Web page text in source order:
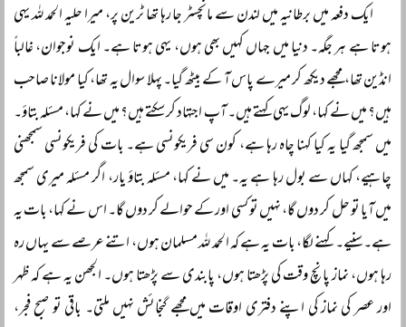
ایک دفعہ میں برطانیہ میں لندن سے مانچسٹر جا رہا تھا ٹرین پر، میرا حلیہ الحمد للہ یہی
ہوتا ہے ہر جگہ۔ دنیا میں جہاں کہیں بھی ہوں، یہی ہوتا ہے۔ ایک نوجوان، غالباً‌
انڈین تھا، مجھے دیکھ کر میرے پاس آ کے بیٹھ گیا۔ پہلا سوال یہ تھا، کیا مولانا صاحب
ہیں؟ میں نے کہا، لوگ یہی کہتے ہیں۔ آپ اجتہاد کر سکتے ہیں؟ میں نے کہا، مسئلہ بتاؤ۔
میں سمجھ گیا یہ کیا کہنا چاہ رہا ہے، کون سی فریکونسی ہے۔ بات کی فریکونسی سمجھنی
چاہیے، کہاں سے بول رہا ہے یہ۔ میں نے کہا، مسئلہ بتاؤ یار، اگر مسئلہ میری سمجھ
میں آیا تو حل کر دوں گا، نہیں تو کسی اور کے حوالے کر دوں گا۔ اس نے کہا، بات یہ
ہے۔ سنیے۔ کہنے لگا، بات یہ ہے کہ الحمد للہ مسلمان ہوں، اتنے عرصے سے یہاں رہ
رہا ہوں، نماز پانچ وقت کی پڑھتا ہوں، پابندی سے پڑھتا ہوں۔ الجھن یہ ہے کہ ظہر
اور عصر کی نماز کی اپنے دفتری اوقات میں مجھے گنجائش نہیں ملتی۔ باقی تو صبح فجر،